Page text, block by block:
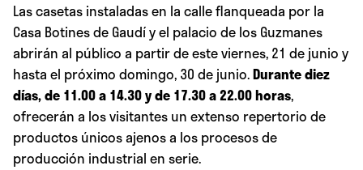
Las casetas instaladas en la calle flanqueada por la
Casa Botines de Gaudí y el palacio de los Guzmanes
abrirán al público a partir de este viernes, 21 de junio y
hasta el próximo domingo, 30 de junio.Durante diez
días, de 11.00 a 14.30 y de 17.30 a 22.00 horas,
ofrecerán a los visitantes un extenso repertorio de
productos únicos ajenos a los procesos de
producción industrial en serie.